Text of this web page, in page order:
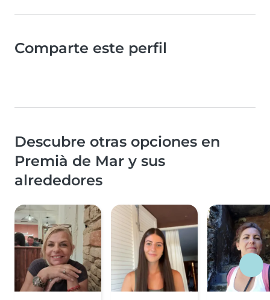
Comparte este perfil
Descubre otras opciones en
Premià de Mar y sus
alrededores